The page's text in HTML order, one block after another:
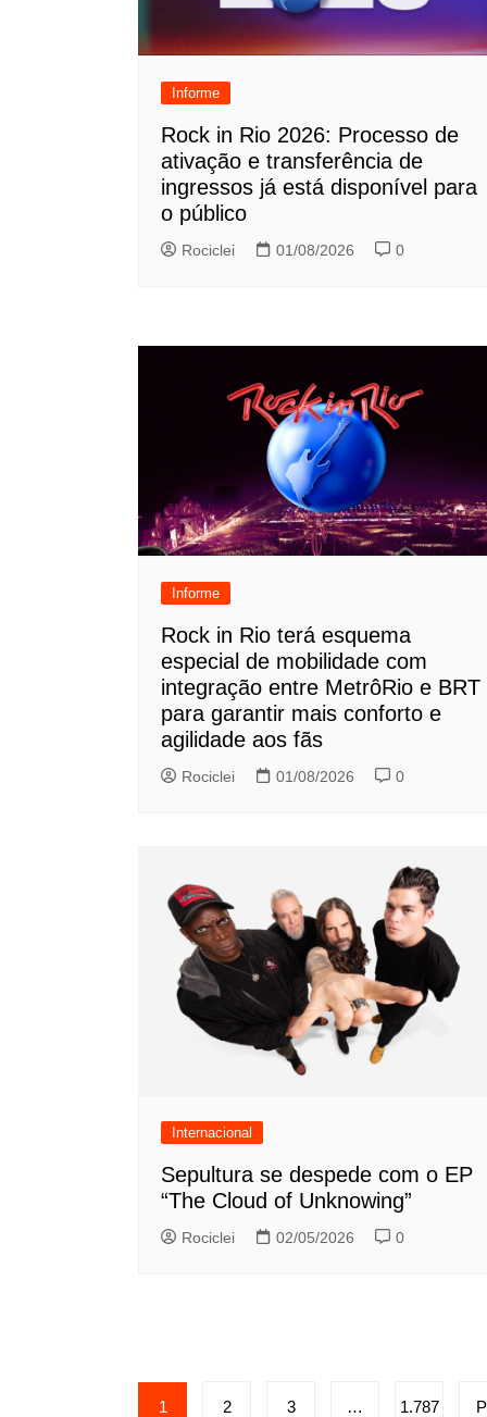
Informe
Rock in Rio 2026: Processo de
ativação e transferência de
ingressos já está disponível para
o público
Rociclei 01/08/2026 0
Informe
Rock in Rio terá esquema
especial de mobilidade com
integração entre MetrôRio e BRT
para garantir mais conforto e
agilidade aos fãs
Rociclei 01/08/2026 0
Internacional
Sepultura se despede com o EP
“The Cloud of Unknowing”
Rociclei 02/05/2026 0
Paginação
1 2 3 … 1.787